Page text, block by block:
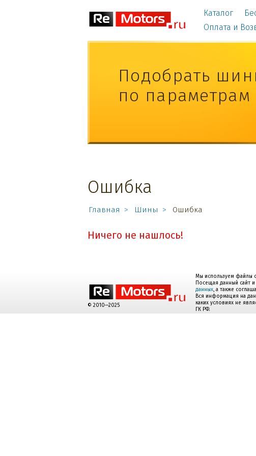
Каталог
Оплата и
Подобрать
по параметрам
Ошибка
Главная Шины Ошибка
Ничего не нашлось!
© 2010—2025
Мы используем файлы
Посещая данный сайт
данных, а также
Вся информация на
каких условиях не
ГК РФ.